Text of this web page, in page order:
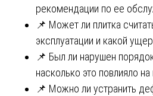
рекомендации по ее
📌 Может ли плитка
эксплуатации и какой
📌 Был ли нарушен
насколько это повлияло
📌 Можно ли устранить